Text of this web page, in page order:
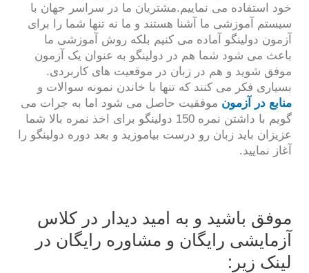
خود استفاده می نماییم.مشتریان ما در سراسر جهان با
سیستم آموزشی ما آشنا هستند و ما نه تنها شما را برای
آزمون دولینگو آماده می کنیم بلکه روش آموزشی ما
باعث می شود شما هم در دولینگو به عنوان یک آزمون
موفق شوید و هم در زبان در موقعیت های کاربردی.
بسیاری فکر می کنند که تنها با خاندن نمونه سوالات و
منابع در آزمون موفقیت حاصل می شود اما به جرات می
گویم با داشتن نمره 150 دولینگو برای اخذ نمره بالا شما
عزیزان باید زبان رو درست بیاموزید و بعد دوره دولینگو را
آغاز نمایید.
موفق باشید و به امید دیدار در کلاس
آزمایشی رایگان و مشاوره رایگان در
لینک زیر: